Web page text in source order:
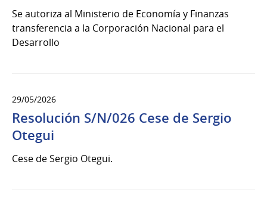
Se autoriza al Ministerio de Economía y Finanzas
transferencia a la Corporación Nacional para el
Desarrollo
29/05/2026
Resolución S/N/026 Cese de Sergio
Otegui
Cese de Sergio Otegui.